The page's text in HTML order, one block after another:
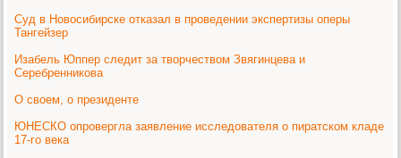
Суд в Новосибирске отказал в проведении экспертизы оперы
Тангейзер
Изабель Юппер следит за творчеством Звягинцева и
Серебренникова
О своем, о президенте
ЮНЕСКО опровергла заявление исследователя о пиратском кладе
17-го века